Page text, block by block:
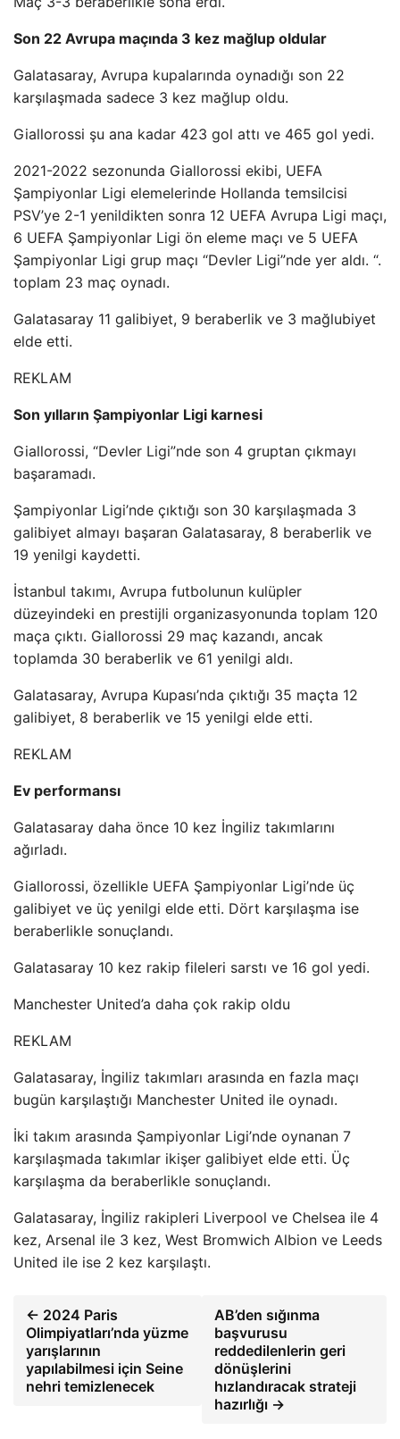
Son 22 Avrupa maçında 3 kez mağlup oldular
Galatasaray, Avrupa kupalarında oynadığı son 22
karşılaşmada sadece 3 kez mağlup oldu.
Giallorossi şu ana kadar 423 gol attı ve 465 gol yedi.
2021-2022 sezonunda Giallorossi ekibi, UEFA
Şampiyonlar Ligi elemelerinde Hollanda temsilcisi
PSV’ye 2-1 yenildikten sonra 12 UEFA Avrupa Ligi maçı,
6 UEFA Şampiyonlar Ligi ön eleme maçı ve 5 UEFA
Şampiyonlar Ligi grup maçı “Devler Ligi”nde yer aldı. “.
toplam 23 maç oynadı.
Galatasaray 11 galibiyet, 9 beraberlik ve 3 mağlubiyet
elde etti.
REKLAM
Son yılların Şampiyonlar Ligi karnesi
Giallorossi, “Devler Ligi”nde son 4 gruptan çıkmayı
başaramadı.
Şampiyonlar Ligi’nde çıktığı son 30 karşılaşmada 3
galibiyet almayı başaran Galatasaray, 8 beraberlik ve
19 yenilgi kaydetti.
İstanbul takımı, Avrupa futbolunun kulüpler
düzeyindeki en prestijli organizasyonunda toplam 120
maça çıktı. Giallorossi 29 maç kazandı, ancak
toplamda 30 beraberlik ve 61 yenilgi aldı.
Galatasaray, Avrupa Kupası’nda çıktığı 35 maçta 12
galibiyet, 8 beraberlik ve 15 yenilgi elde etti.
REKLAM
Ev performansı
Galatasaray daha önce 10 kez İngiliz takımlarını
ağırladı.
Giallorossi, özellikle UEFA Şampiyonlar Ligi’nde üç
galibiyet ve üç yenilgi elde etti. Dört karşılaşma ise
beraberlikle sonuçlandı.
Galatasaray 10 kez rakip fileleri sarstı ve 16 gol yedi.
Manchester United’a daha çok rakip oldu
REKLAM
Galatasaray, İngiliz takımları arasında en fazla maçı
bugün karşılaştığı Manchester United ile oynadı.
İki takım arasında Şampiyonlar Ligi’nde oynanan 7
karşılaşmada takımlar ikişer galibiyet elde etti. Üç
karşılaşma da beraberlikle sonuçlandı.
Galatasaray, İngiliz rakipleri Liverpool ve Chelsea ile 4
kez, Arsenal ile 3 kez, West Bromwich Albion ve Leeds
United ile ise 2 kez karşılaştı.
← 2024 Paris
Olimpiyatları’nda yüzme
yarışlarının
yapılabilmesi için Seine
nehri temizlenecek
AB’den sığınma
başvurusu
reddedilenlerin geri
dönüşlerini
hızlandıracak strateji
hazırlığı →